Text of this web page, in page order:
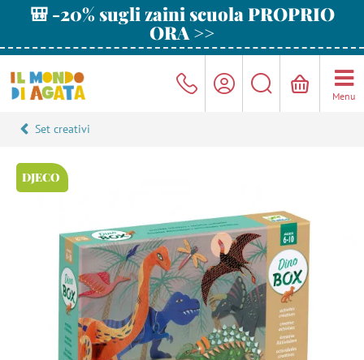
🎒 -20% sugli zaini scuola PROPRIO
ORA >>
Menu
Set creativi
DJECO